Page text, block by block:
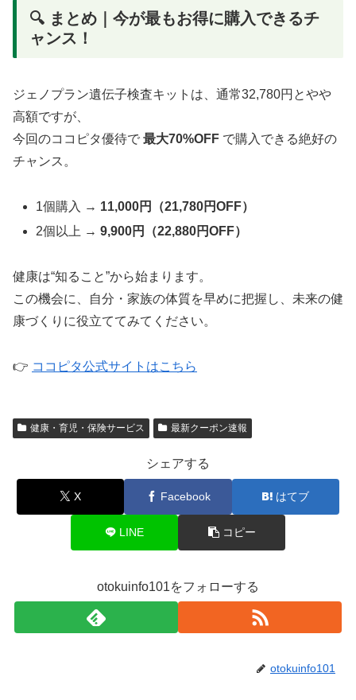
🔍 まとめ｜今が最もお得に購入できるチ
ャンス！
ジェノプラン遺伝子検査キットは、通常32,780円とやや
高額ですが、
今回のココピタ優待で 最大70%OFF で購入できる絶好の
チャンス。
1個購入 → 11,000円（21,780円OFF）
2個以上 →9,900円（22,880円OFF）
健康は“知ること”から始まります。
この機会に、自分・家族の体質を早めに把握し、未来の健
康づくりに役立ててみてください。
👉 ココピタ公式サイトはこちら
健康・育児・保険サービス 最新クーポン速報
シェアする
X Facebook はてブ
LINE コピー
otokuinfo101をフォローする
otokuinfo101